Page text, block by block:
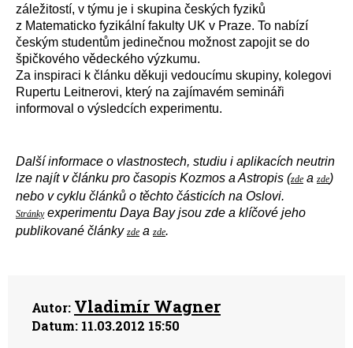
záležitostí, v týmu je i skupina českých fyziků
z Matematicko fyzikální fakulty UK v Praze. To nabízí
českým studentům jedinečnou možnost zapojit se do
špičkového vědeckého výzkumu.
Za inspiraci k článku děkuji vedoucímu skupiny, kolegovi
Rupertu Leitnerovi, který na zajímavém semináři
informoval o výsledcích experimentu.
Další informace o vlastnostech, studiu i aplikacích neutrin
lze najít v článku pro časopis Kozmos a Astropis (zde a zde)
nebo v cyklu článků o těchto částicích na Oslovi.
Stránkyexperimentu Daya Bay jsou zde a klíčové jeho
publikované články zde a zde.
Autor: Vladimír Wagner
Datum: 11.03.2012 15:50